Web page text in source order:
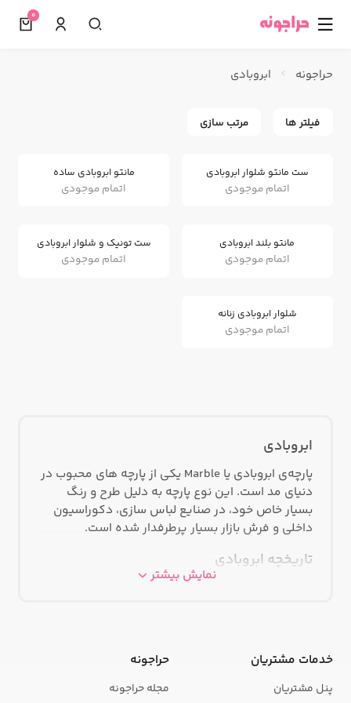
☰
0
حراجونه ابروبادی
فیلتر ها مرتب سازی
ست مانتو شلوار ابروبادی
اتمام موجودی
مانتو ابروبادی ساده
اتمام موجودی
مانتو بلند ابروبادی
اتمام موجودی
ست تونیک و شلوار ابروبادی
اتمام موجودی
شلوار ابروبادی زنانه
اتمام موجودی
ابروبادی
پارچه‌ی ابروبادی یا Marble یکی از پارچه های محبوب در
دنیای مد است. این نوع پارچه به دلیل طرح و رنگ
بسیار خاص خود، در صنایع لباس سازی، دکوراسیون
داخلی و فرش بازار بسیار پرطرفدار شده است.
تاریخچه ابروبادی
میلادی، تولید این پارچه با استفاده از الیاف پنبه و پلی
نمایش بیشتر
خدمات مشتریان
پنل مشتریان
حراجونه
مجله حراجونه